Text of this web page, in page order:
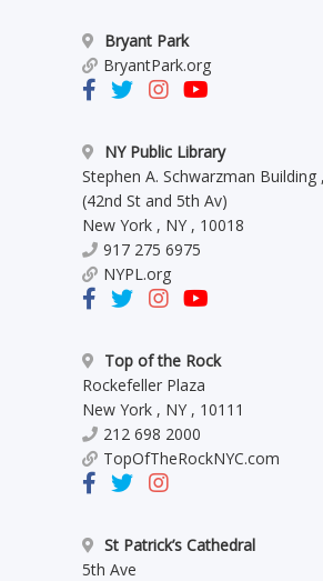
Bryant Park
BryantPark.org
NY Public Library
Stephen A. Schwarzman Building ,
(42nd St and 5th Av)
New York , NY , 10018
917 275 6975
NYPL.org
Top of the Rock
Rockefeller Plaza
New York , NY , 10111
212 698 2000
TopOfTheRockNYC.com
St Patrick’s Cathedral
5th Ave